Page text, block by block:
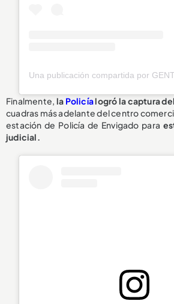
Finalmente, la Policíalogró la captura
cuadras más adelante del centro
estación de Policía de Envigado para
judicial.